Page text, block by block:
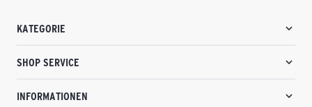
KATEGORIE
SHOP SERVICE
INFORMATIONEN